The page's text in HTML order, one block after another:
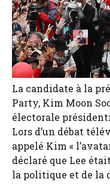
La candidate à la
Party, Kim Moon
électorale
Lors d’un débat
appelé Kim «
déclaré que Lee
la politique et de la